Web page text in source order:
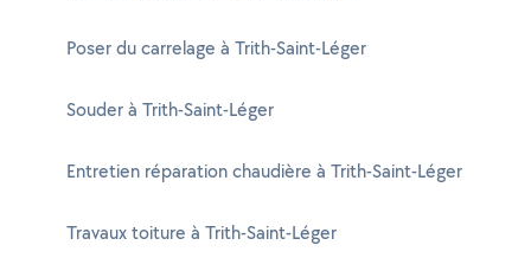
Poser du carrelage à Trith-Saint-Léger
Souder à Trith-Saint-Léger
Entretien réparation chaudière à Trith-Saint-Léger
Travaux toiture à Trith-Saint-Léger